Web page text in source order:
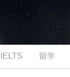
IELTS 留学